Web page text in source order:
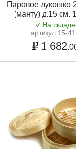
Паровое лукошко
(манту) д.15 см.
На складе
артикул 15-
1 682